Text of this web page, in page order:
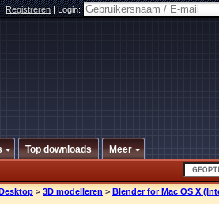
Registreren|Login:
Top downloads Meer
> 3D modelleren > Blender for Mac OS X